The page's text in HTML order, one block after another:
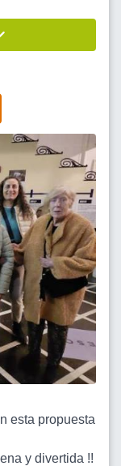
esta propuesta
y divertida !!